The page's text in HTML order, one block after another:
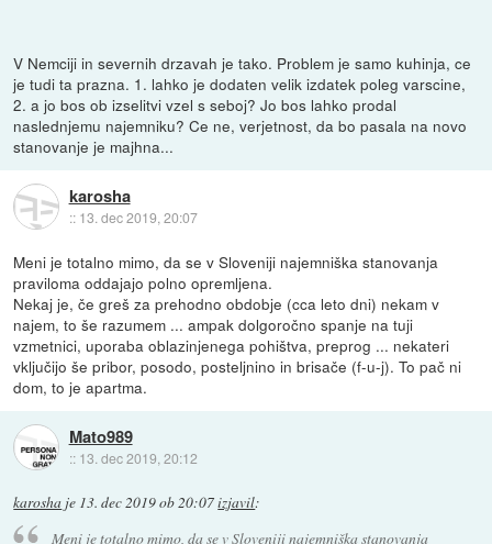
V Nemciji in severnih drzavah je tako. Problem je samo kuhinja, ce
je tudi ta prazna. 1. lahko je dodaten velik izdatek poleg varscine,
2. a jo bos ob izselitvi vzel s seboj? Jo bos lahko prodal
naslednjemu najemniku? Ce ne, verjetnost, da bo pasala na novo
stanovanje je majhna...
karosha
:: 13. dec 2019, 20:07
Meni je totalno mimo, da se v Sloveniji najemniška stanovanja
praviloma oddajajo polno opremljena.
Nekaj je, če greš za prehodno obdobje (cca leto dni) nekam v
najem, to še razumem ... ampak dolgoročno spanje na tuji
vzmetnici, uporaba oblazinjenega pohištva, preprog ... nekateri
vključijo še pribor, posodo, posteljnino in brisače (f-u-j). To pač ni
dom, to je apartma.
Mato989
:: 13. dec 2019, 20:12
karosha je 13. dec 2019 ob 20:07izjavil:
Meni je totalno mimo, da se v Sloveniji najemniška stanovanja